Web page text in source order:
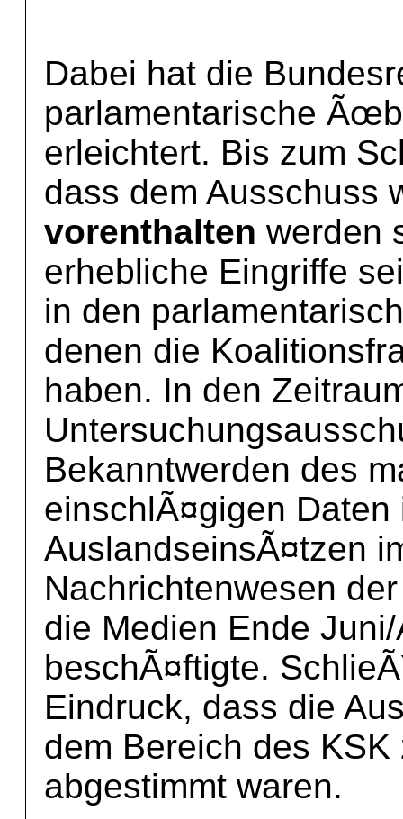
Dabei hat die
parlamentarische
erleichtert. Bis zum
dass dem Ausschuss
vorenthalten werden
erhebliche Eingriffe
in den
denen die
haben. In den
Bekanntwerden des
einschlÃ¤gigen
AuslandseinsÃ¤tzen
Nachrichtenwesen
die Medien Ende
beschÃ¤ftigte.
Eindruck, dass die
dem Bereich des
abgestimmt waren.